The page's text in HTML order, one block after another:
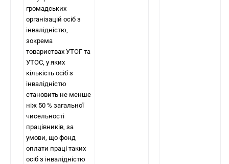
громадських
організацій осіб з
інвалідністю,
зокрема
товариствах УТОГ та
УТОС, у яких
кількість осіб з
інвалідністю
становить не менше
ніж 50 % загальної
чисельності
працівників, за
умови, що фонд
оплати праці таких
осіб з інвалідністю